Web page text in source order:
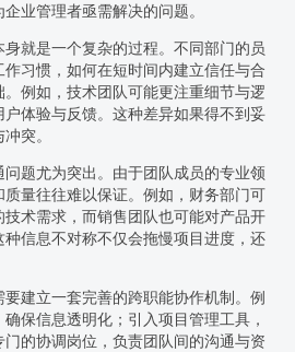
业管理者亟需解决的问题。
就是一个复杂的过程。不同部门的员
习惯，如何在短时间内建立信任与合
例如，技术团队可能更注重细节与逻
体验与反馈。这种差异如果得不到妥
突。
题尤为突出。由于团队成员的专业领
量往往难以保证。例如，财务部门可
术需求，而销售团队也可能对产品开
信息不对称不仅会拖慢项目进度，还
建立一套完善的跨职能协作机制。例
保信息透明化；引入项目管理工具，
的协调岗位，负责团队间的沟通与资